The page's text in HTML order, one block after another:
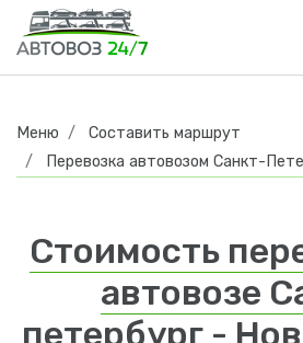
Меню
Составить маршрут
Перевозка автовозом Санкт-
Стоимость
автовозе
петербург -